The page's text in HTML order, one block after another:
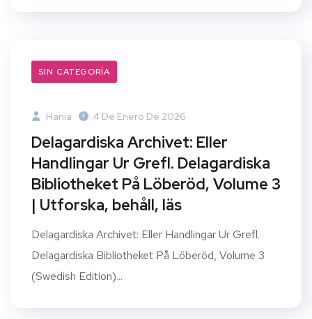
SIN CATEGORÍA
Hania 4 De Enero De 2026
Delagardiska Archivet: Eller
Handlingar Ur Grefl. Delagardiska
Bibliotheket På Löberöd, Volume 3
| Utforska, behåll, läs
Delagardiska Archivet: Eller Handlingar Ur Grefl.
Delagardiska Bibliotheket På Löberöd, Volume 3
(Swedish Edition)...